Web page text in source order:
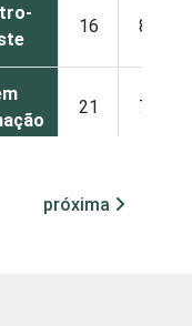
16 84
21 79
11
próxima